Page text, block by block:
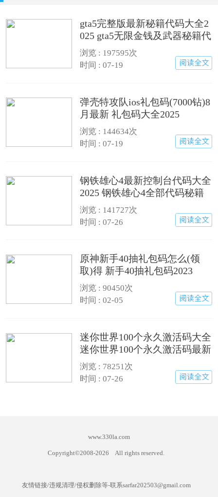
gta5完整版最新秘籍代码大全2
025 gta5无限金钱及武器秘籍代
码汇总
浏览 : 197595次
时间 : 07-19
弹壳特攻队ios礼包码(7000钻)8
月最新 礼包码大全2025
浏览 : 144634次
时间 : 07-19
钢铁雄心4最新控制台代码大全
2025 钢铁雄心4全部代码秘籍
汇总
浏览 : 141727次
时间 : 07-26
原神新手40抽礼包码怎么(领
取)得 新手40抽礼包码2023
浏览 : 90450次
时间 : 02-05
迷你世界100个永久激活码大全
迷你世界100个永久激活码最新
版(有效)
浏览 : 78251次
时间 : 07-26
www.330la.com
Copyright©2008-2026 All rights reserved.
友情链接/违规清理/侵权删除等-联系sarfar202503@gmail.com